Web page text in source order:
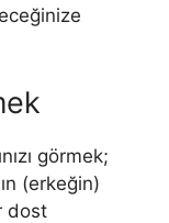
görmek;
(erkeğin)
dost